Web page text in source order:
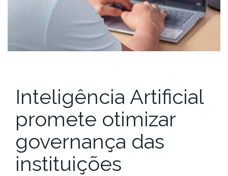
Inteligência Artificial
promete otimizar
governança das
instituições